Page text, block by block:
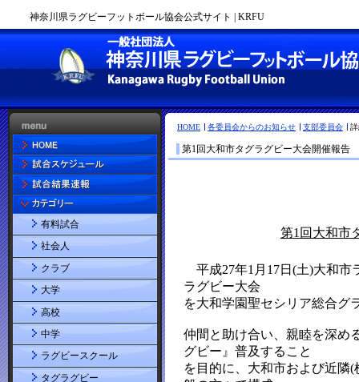
神奈川県ラグビーフットボール協会公式サイト | KRFU
HOME 各委員会からのお知らせ 支部委員会
第1回大和市タグラグビー大会開催報告
有料試合
社会人
クラブ
大学
高校
中学
ラグビースクール
タグラグビー